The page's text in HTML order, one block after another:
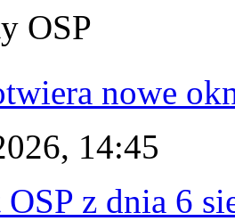
OSP
nowe
14:45
z dnia 6